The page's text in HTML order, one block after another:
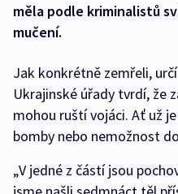
měla podle kriminalistů
mučení.
Jak konkrétně zemřeli,
Ukrajinské úřady tvrdí, že
mohou ruští vojáci. Ať už
bomby nebo nemožnost
„V jedné z částí jsou